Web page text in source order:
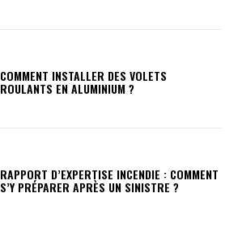
COMMENT INSTALLER DES VOLETS
ROULANTS EN ALUMINIUM ?
RAPPORT D’EXPERTISE INCENDIE : COMMENT
S’Y PRÉPARER APRÈS UN SINISTRE ?